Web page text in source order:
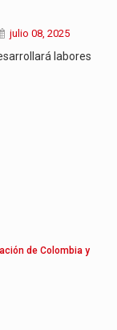
julio 08, 2025
labores
de Colombia y